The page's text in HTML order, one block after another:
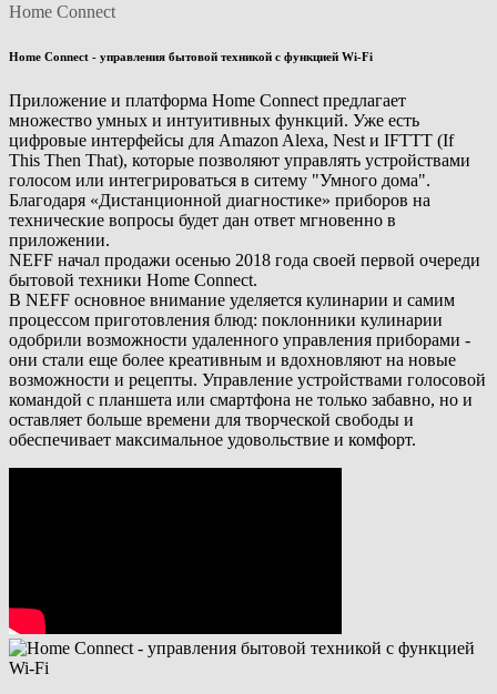
Home Connect
Home Connect - управления бытовой техникой с функцией Wi-Fi
Приложение и платформа Home Connect предлагает
множество умных и интуитивных функций. Уже есть
цифровые интерфейсы для Amazon Alexa, Nest и IFTTT (If
This Then That), которые позволяют управлять устройствами
голосом или интегрироваться в ситему "Умного дома".
Благодаря «Дистанционной диагностике» приборов на
технические вопросы будет дан ответ мгновенно в
приложении.
NEFF начал продажи осенью 2018 года своей первой очереди
бытовой техники Home Connect.
В NEFF основное внимание уделяется кулинарии и самим
процессом приготовления блюд: поклонники кулинарии
одобрили возможности удаленного управления приборами -
они стали еще более креативным и вдохновляют на новые
возможности и рецепты. Управление устройствами голосовой
командой с планшета или смартфона не только забавно, но и
оставляет больше времени для творческой свободы и
обеспечивает максимальное удовольствие и комфорт.